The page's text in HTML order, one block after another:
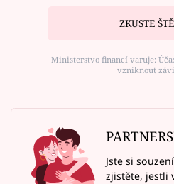
ZKUSTE
Ministerstvo financí varuje:
vzniknout
Jste si
zjistěte, jestli